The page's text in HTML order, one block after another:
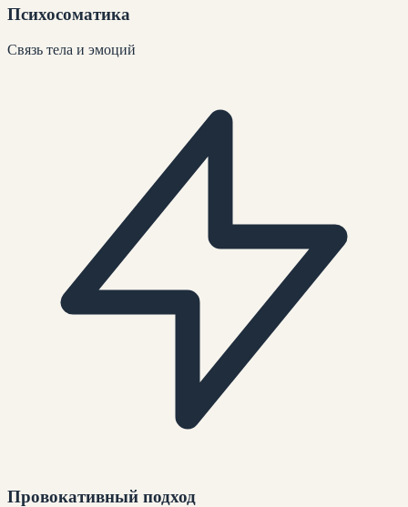
Психосоматика
Связь тела и эмоций
Провокативный подход